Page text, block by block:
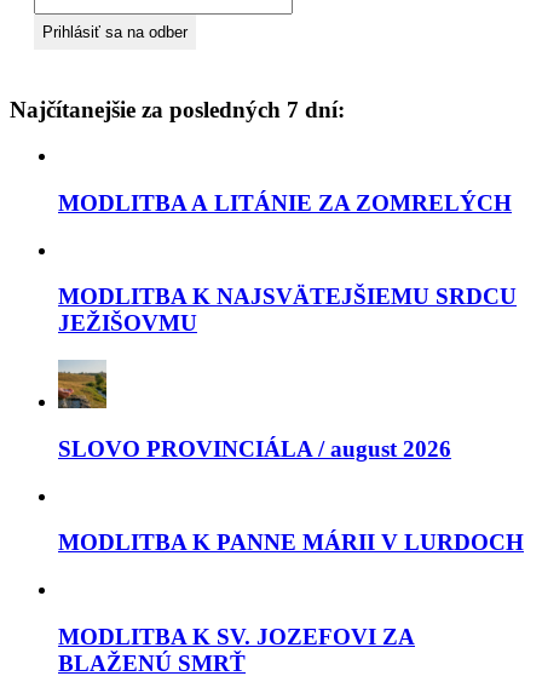
Najčítanejšie za posledných 7 dní:
MODLITBA A LITÁNIE ZA ZOMRELÝCH
MODLITBA K NAJSVÄTEJŠIEMU SRDCU
JEŽIŠOVMU
SLOVO PROVINCIÁLA / august 2026
MODLITBA K PANNE MÁRII V LURDOCH
MODLITBA K SV. JOZEFOVI ZA
BLAŽENÚ SMRŤ